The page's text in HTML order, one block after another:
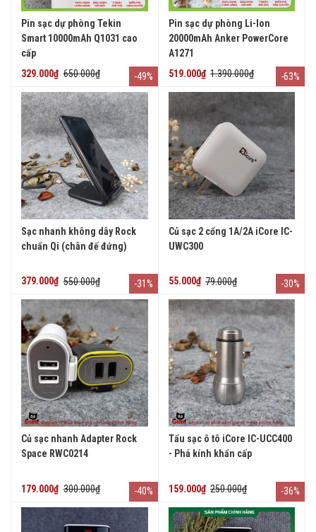
Pin sạc dự phòng Tekin
Smart 10000mAh Q1031 cao
cấp
329.000₫ 650.000₫ -49%
Pin sạc dự phòng Li-Ion
20000mAh Anker PowerCore
A1271
519.000₫ 1.390.000₫ -63%
Sạc nhanh không dây Rock
chuẩn Qi (chân đế đứng)
379.000₫ 550.000₫ -31%
Củ sạc 2 cổng 1A/2A iCore IC-
UWC300
55.000₫ 79.000₫ -30%
Củ sạc nhanh Adapter Rock
Space RWC0214
179.000₫ 300.000₫ -40%
Tẩu sạc ô tô iCore IC-UCC400
- Phá kính khẩn cấp
159.000₫ 250.000₫ -36%